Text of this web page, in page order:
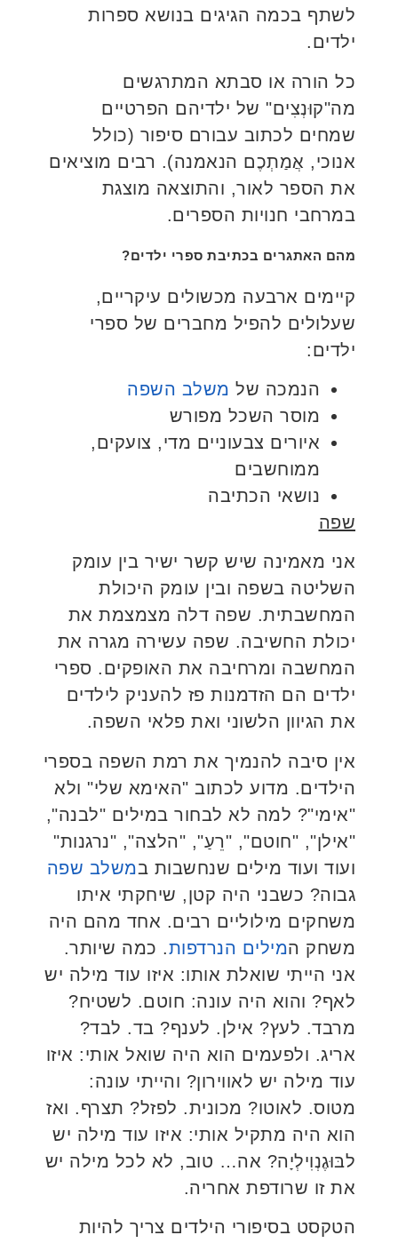
לשתף בכמה הגיגים בנושא ספרות
ילדים.
כל הורה או סבתא המתרגשים
מה"קוּנְצִים" של ילדיהם הפרטיים
שמחים לכתוב עבורם סיפור (כולל
אנוכי, אֲמַתְכֶם הנאמנה). רבים מוציאים
את הספר לאור, והתוצאה מוצגת
במרחבי חנויות הספרים.
מהם האתגרים בכתיבת ספרי ילדים?
קיימים ארבעה מכשולים עיקריים,
שעלולים להפיל מחברים של ספרי
ילדים:
הנמכה של משלב השפה
מוסר השכל מפורש
איורים צבעוניים מדי, צועקים,
ממוחשבים
נושאי הכתיבה
שפה
אני מאמינה שיש קשר ישיר בין עומק
השליטה בשפה ובין עומק היכולת
המחשבתית. שפה דלה מצמצמת את
יכולת החשיבה. שפה עשירה מגרה את
המחשבה ומרחיבה את האופקים. ספרי
ילדים הם הזדמנות פז להעניק לילדים
את הגיוון הלשוני ואת פלאי השפה.
אין סיבה להנמיך את רמת השפה בספרי
הילדים. מדוע לכתוב "האימא שלי" ולא
"אימי"? למה לא לבחור במילים "לבנה",
"אילן", "חוטם", "רֵעַ", "הלצה", "נרגנות"
ועוד ועוד מילים שנחשבות במשלב שפה
גבוה? כשבני היה קטן, שיחקתי איתו
משחקים מילוליים רבים. אחד מהם היה
משחק המילים הנרדפות. כמה שיותר.
אני הייתי שואלת אותו: איזו עוד מילה יש
לאף? והוא היה עונה: חוטם. לשטיח?
מרבד. לעץ? אילן. לענף? בד. לבד?
אריג. ולפעמים הוא היה שואל אותי: איזו
עוד מילה יש לאווירון? והייתי עונה:
מטוס. לאוטו? מכונית. לפזל? תצרף. ואז
הוא היה מתקיל אותי: איזו עוד מילה יש
לבּוּגֶנְוִילְיָה? אה… טוב, לא לכל מילה יש
את זו שרודפת אחריה.
הטקסט בסיפורי הילדים צריך להיות